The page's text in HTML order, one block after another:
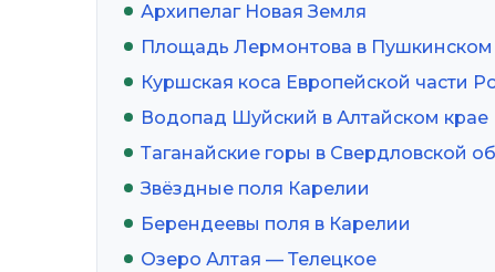
Архипелаг Новая Земля
Площадь Лермонтова в Пушкинском
Куршская коса Европейской части
Водопад Шуйский в Алтайском крае
Таганайские горы в Свердловской
Звёздные поля Карелии
Берендеевы поля в Карелии
Озеро Алтая — Телецкое